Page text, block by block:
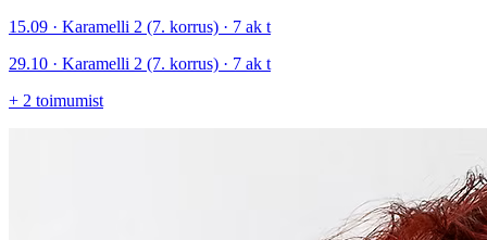
15.09 · Karamelli 2 (7. korrus) · 7 ak t
29.10 · Karamelli 2 (7. korrus) · 7 ak t
+ 2 toimumist